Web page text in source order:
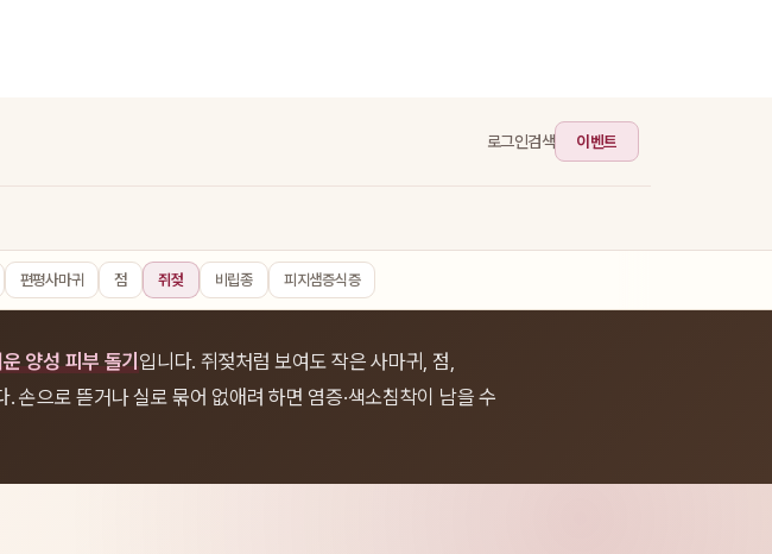
로그인검색 이벤트
편평사마귀 점 쥐젖 비립종 피지샘증식증
양성 피부 돌기입니다. 쥐젖처럼 보여도 작은 사마귀, 점,
손으로 뜯거나 실로 묶어 없애려 하면 염증·색소침착이 남을 수